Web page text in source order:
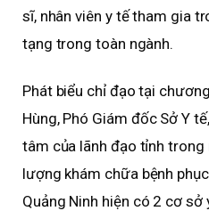
sĩ, nhân viên y tế tham gia
tạng trong toàn ngành.
Phát biểu chỉ đạo tại
Hùng, Phó Giám đốc Sở Y
tâm của lãnh đạo tỉnh
lượng khám chữa bệnh
Quảng Ninh hiện có 2 cơ